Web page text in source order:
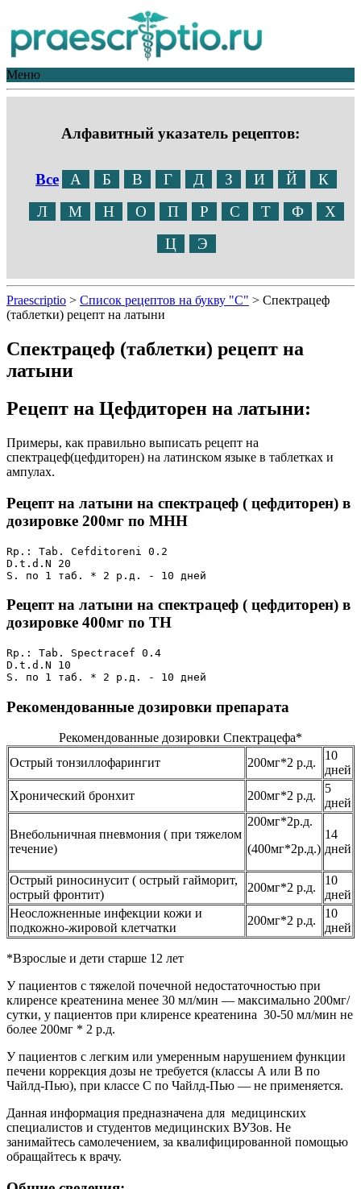
Меню
Алфавитный указатель рецептов:
Все А Б В Г Д З И Й
К
Л
М Н О П Р С Т Ф
Х
Ц
Э
Praescriptio > Список рецептов на букву "С" > Спектрацеф
(таблетки) рецепт на латыни
Спектрацеф (таблетки) рецепт на
латыни
Рецепт на Цефдиторен на латыни:
Примеры, как правильно выписать рецепт на
спектрацеф(цефдиторен) на латинском языке в таблетках и
ампулах.
Рецепт на латыни на спектрацеф ( цефдиторен) в
дозировке 200мг по МНН
Rp.: Tab. Cefditoreni 0.2
D.t.d.N 20
S. по 1 таб. * 2 р.д. - 10 дней
Рецепт на латыни на спектрацеф ( цефдиторен) в
дозировке 400мг по ТН
Rp.: Tab. Spectracef 0.4
D.t.d.N 10
S. по 1 таб. * 2 р.д. - 10 дней
Рекомендованные дозировки препарата
Рекомендованные дозировки Спектрацефа*
Острый тонзиллофарингит
200мг*2 р.д.
10
дней
Хронический бронхит
200мг*2 р.д.
5
дней
Внебольничная пневмония ( при тяжелом
течение)
200мг*2р.д.
(400мг*2р.д.)
14
дней
Острый риносинусит ( острый гайморит,
острый фронтит)
200мг*2 р.д.
10
дней
Неосложненные инфекции кожи и
подкожно-жировой клетчатки
200мг*2 р.д.
10
дней
*Взрослые и дети старше 12 лет
У пациентов с тяжелой почечной недостаточностью при
клиренсе креатенина менее 30 мл/мин — максимально 200мг/
сутки, у пациентов при клиренсе креатенина 30-50 мл/мин не
более 200мг * 2 р.д.
У пациентов с легким или умеренным нарушением функции
печени коррекция дозы не требуется (классы А или В по
Чайлд-Пью), при классе С по Чайлд-Пью — не применяется.
Данная информация предназначена для медицинских
специалистов и студентов медицинских ВУЗов. Не
занимайтесь самолечением, за квалифицированной помощью
обращайтесь к врачу.